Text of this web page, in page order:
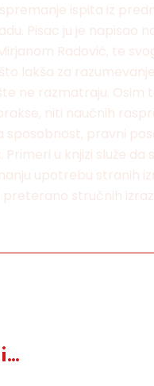
ispita iz
Pisac ju je napisao
Radović, te
lakša za
ne razmatraju.
niti naučnih
pravni
u knjizi služe
upotrebu stranih
stručnih